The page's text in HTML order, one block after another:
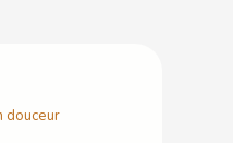
douceur